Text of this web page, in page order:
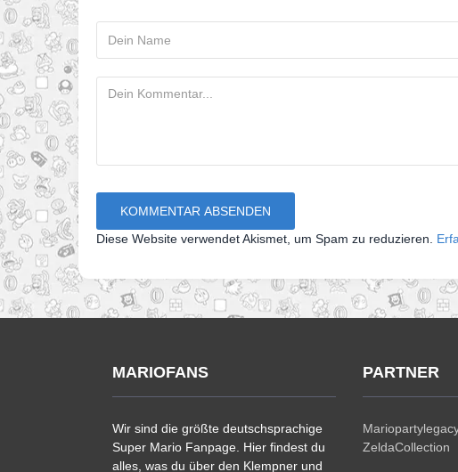
Diese Website verwendet Akismet, um Spam zu reduzieren.
MARIOFANS
Wir sind die größte deutschsprachige
Super Mario Fanpage. Hier findest du
alles, was du über den Klempner und
PARTNER
ZeldaCollection